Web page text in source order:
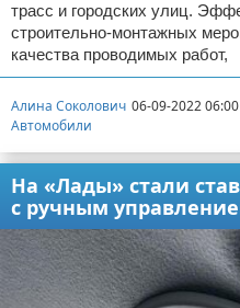
трасс и городских улиц.
строительно-монтажных
качества проводимых работ,
Алина Соколович 06-09-2022 06:00
Автомобили
На «Лады» стали
с ручным